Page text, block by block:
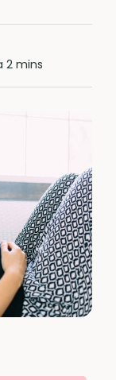
2 mins